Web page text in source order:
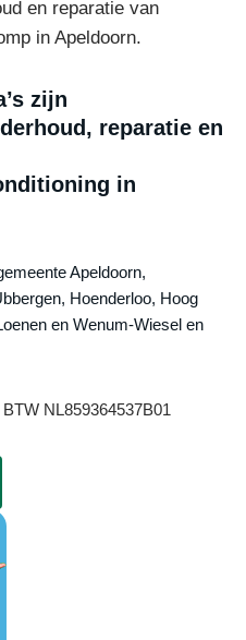
en reparatie van
in Apeldoorn.
zijn
reparatie en
in
Apeldoorn,
Hoenderloo, Hoog
en Wenum-Wiesel en
BTW NL859364537B01